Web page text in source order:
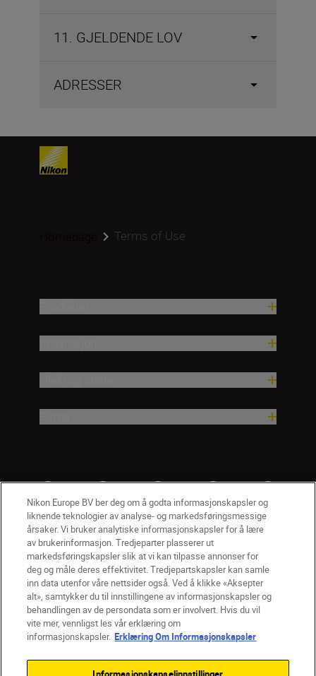
11. GJELDENDE LOV
ADRESSER
Terms of Use
NO Nikon Sites
Kontakt oss Personvernerklæring
Vilkår og betingelser for Nikon Store
Erklæring Om Informasjonskapsler
Tilgjengelighet
Nikon Europe BV ber deg om å godta informasjonskapsler og
liknende teknologier av analyse- og markedsføringsmessige
årsaker. Vi bruker analytiske informasjonskapsler for å lære
av brukerinformasjon. Tredjeparter plasserer ut
markedsføringskapsler slik at vi kan tilpasse annonser for
deg og måle deres effektivitet. Tredjepartskapsler kan samle
inn data utenfor våre nettsider også. Ved å klikke «Aksepter
alt», samtykker du til innstillingene av informasjonskapsler og
behandlingen av de persondata som er involvert. Hvis du vil
vite mer, vennligst les vår erklæring om
informasjonskapsler. Erklæring Om Informasjonskapsler